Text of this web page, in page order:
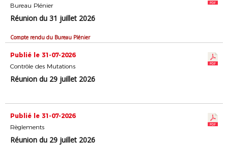
Bureau Plénier
Réunion du 31 juillet 2026
Compte rendu du Bureau Plénier
Publié le 31-07-2026
Contrôle des Mutations
Réunion du 29 juillet 2026
Publié le 31-07-2026
Règlements
Réunion du 29 juillet 2026